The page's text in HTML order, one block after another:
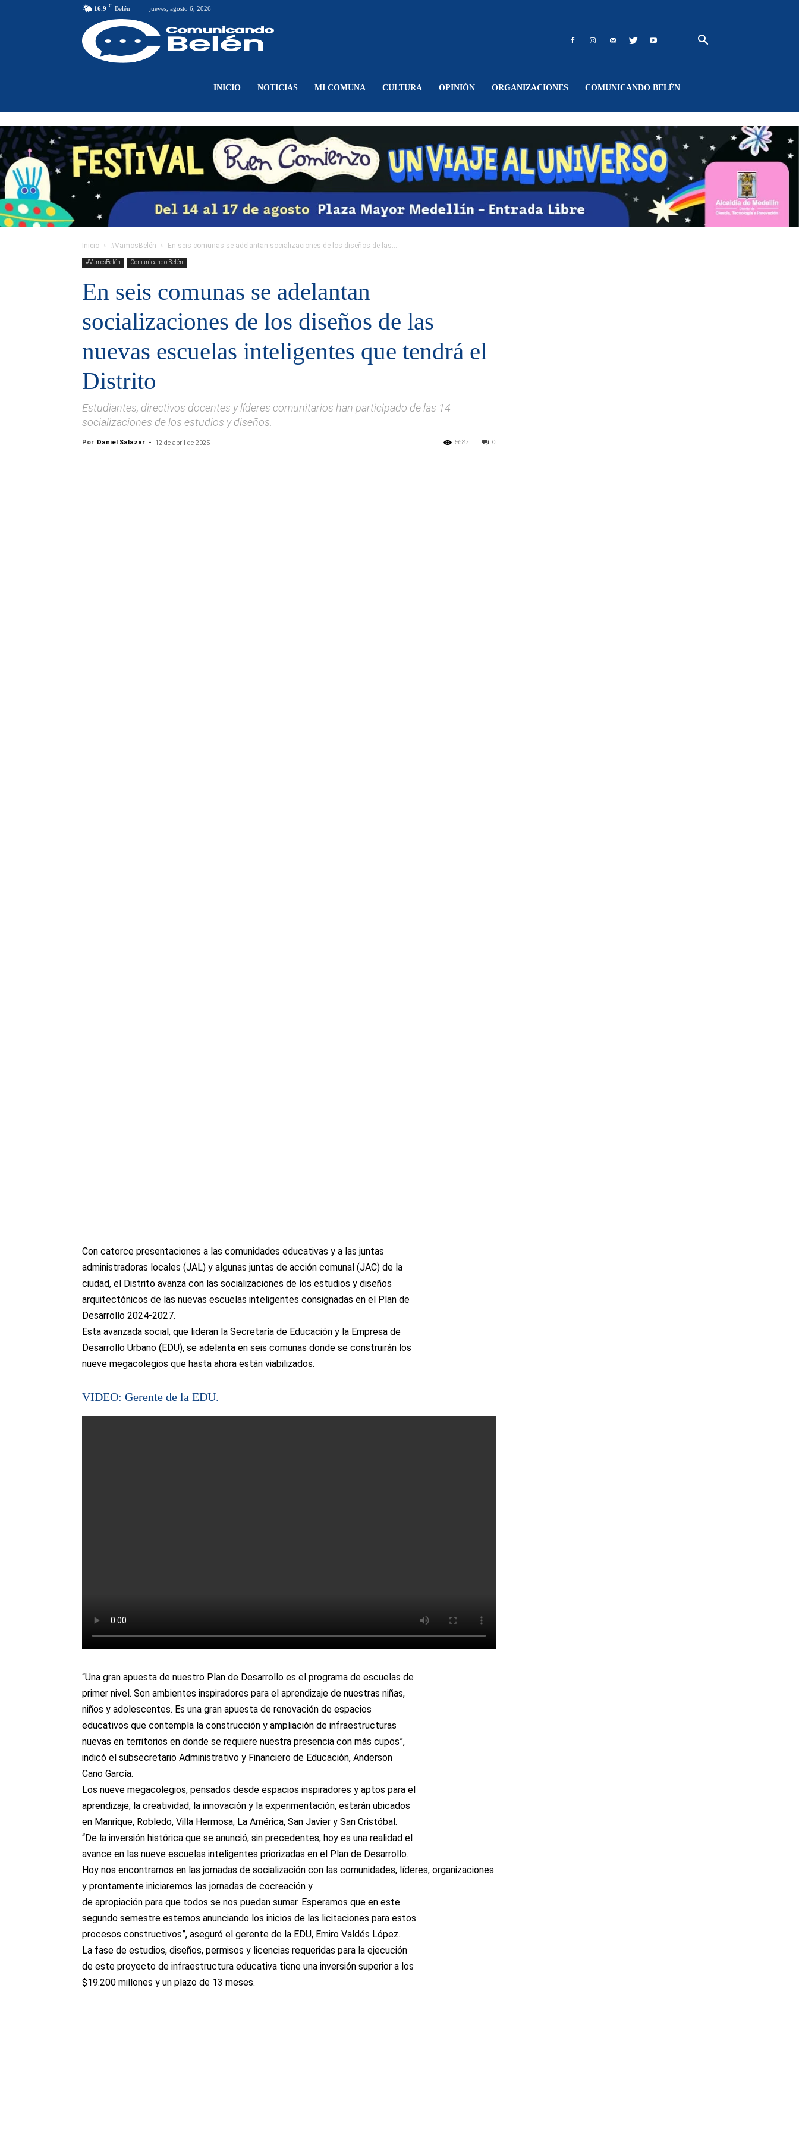
16.9 C Belén jueves, agosto 6, 2026
Belén
INICIO NOTICIAS MI COMUNA CULTURA OPINIÓN ORGANIZACIONES COMUNICANDO BELÉN
Inicio #VamosBelén En seis comunas se adelantan socializaciones de los diseños de las...
#VamosBelén Comunicando Belén
En seis comunas se adelantan
socializaciones de los diseños de las
nuevas escuelas inteligentes que tendrá el
Distrito
Estudiantes, directivos docentes y líderes comunitarios han participado de las 14
socializaciones de los estudios y diseños.
Por Daniel Salazar - 12 de abril de 2025 0
5687
Con catorce presentaciones a las comunidades educativas y a las juntas
administradoras locales (JAL) y algunas juntas de acción comunal (JAC) de la
ciudad, el Distrito avanza con las socializaciones de los estudios y diseños
arquitectónicos de las nuevas escuelas inteligentes consignadas en el Plan de
Desarrollo 2024-2027.
Esta avanzada social, que lideran la Secretaría de Educación y la Empresa de
Desarrollo Urbano (EDU), se adelanta en seis comunas donde se construirán los
nueve megacolegios que hasta ahora están viabilizados.
VIDEO: Gerente de la EDU.
“Una gran apuesta de nuestro Plan de Desarrollo es el programa de escuelas de
primer nivel. Son ambientes inspiradores para el aprendizaje de nuestras niñas,
niños y adolescentes. Es una gran apuesta de renovación de espacios
educativos que contempla la construcción y ampliación de infraestructuras
nuevas en territorios en donde se requiere nuestra presencia con más cupos”,
indicó el subsecretario Administrativo y Financiero de Educación, Anderson
Cano García.
Los nueve megacolegios, pensados desde espacios inspiradores y aptos para el
aprendizaje, la creatividad, la innovación y la experimentación, estarán ubicados
en Manrique, Robledo, Villa Hermosa, La América, San Javier y San Cristóbal.
“De la inversión histórica que se anunció, sin precedentes, hoy es una realidad el
avance en las nueve escuelas inteligentes priorizadas en el Plan de Desarrollo.
Hoy nos encontramos en las jornadas de socialización con las comunidades, líderes, organizaciones
y prontamente iniciaremos las jornadas de cocreación y
de apropiación para que todos se nos puedan sumar. Esperamos que en este
segundo semestre estemos anunciando los inicios de las licitaciones para estos
procesos constructivos”, aseguró el gerente de la EDU, Emiro Valdés López.
La fase de estudios, diseños, permisos y licencias requeridas para la ejecución
de este proyecto de infraestructura educativa tiene una inversión superior a los
$19.200 millones y un plazo de 13 meses.